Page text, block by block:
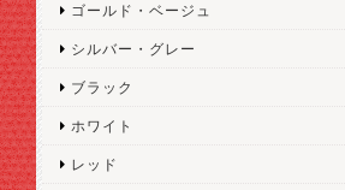
ゴールド・ベージュ
シルバー・グレー
ブラック
ホワイト
レッド